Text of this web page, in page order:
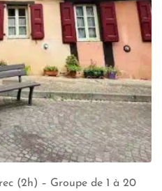
(2h) – Groupe de 1 à 20